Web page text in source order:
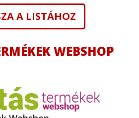
A LISTÁHOZ
WEBSHOP